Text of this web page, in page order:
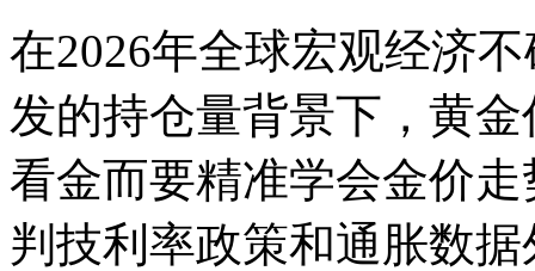
在2026年全球宏观经济
发的持仓量背景下，黄
看金而要精准学会金价
判技利率政策和通胀数